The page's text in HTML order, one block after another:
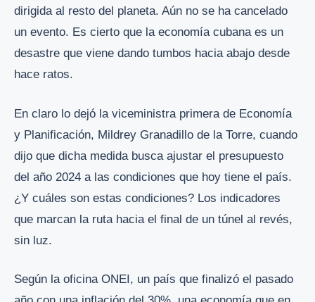
dirigida al resto del planeta. Aún no se ha cancelado
un evento. Es cierto que la economía cubana es un
desastre que viene dando tumbos hacia abajo desde
hace ratos.
En claro lo dejó la viceministra primera de Economía
y Planificación, Mildrey Granadillo de la Torre, cuando
dijo que dicha medida busca ajustar el presupuesto
del año 2024 a las condiciones que hoy tiene el país.
¿Y cuáles son estas condiciones? Los indicadores
que marcan la ruta hacia el final de un túnel al revés,
sin luz.
Según la oficina ONEI, un país que finalizó el pasado